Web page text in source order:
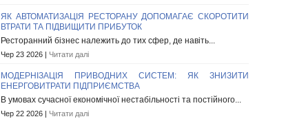
ЯК АВТОМАТИЗАЦІЯ РЕСТОРАНУ ДОПОМАГАЄ СКОРОТИТИ
ВТРАТИ ТА ПІДВИЩИТИ ПРИБУТОК
Ресторанний бізнес належить до тих сфер, де навіть...
Чер 23 2026 | Читати далі
МОДЕРНІЗАЦІЯ ПРИВОДНИХ СИСТЕМ: ЯК ЗНИЗИТИ
ЕНЕРГОВИТРАТИ ПІДПРИЄМСТВА
В умовах сучасної економічної нестабільності та постійного...
Чер 22 2026 | Читати далі